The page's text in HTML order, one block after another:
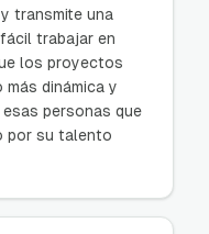
transmite una
trabajar en
los proyectos
más dinámica y
esas personas que
por su talento